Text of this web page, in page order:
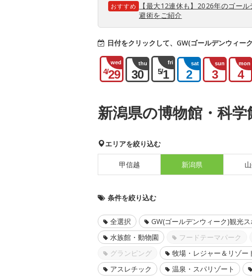
おすすめ
【最大12連休も】2026年のゴー
避術をご紹介
日付をクリックして、GW(ゴールデンウィー
wed
4/29
thu
30
fri
5/1
sat
2
sun
3
mon
4
新潟県の博物館・科学
エリアを絞り込む
甲信越 新潟県
条件を絞り込む
全選択 GW(ゴールデンウィーク)観光ス
水族館・動物園
フードテーマパーク
グランピング
牧場・レジャー＆リゾー
アスレチック
温泉・スパリゾート